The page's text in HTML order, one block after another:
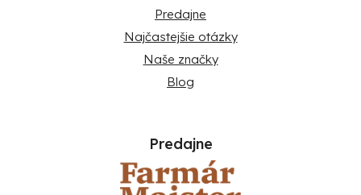
Predajne
Najčastejšie otázky
Naše značky
Blog
Predajne